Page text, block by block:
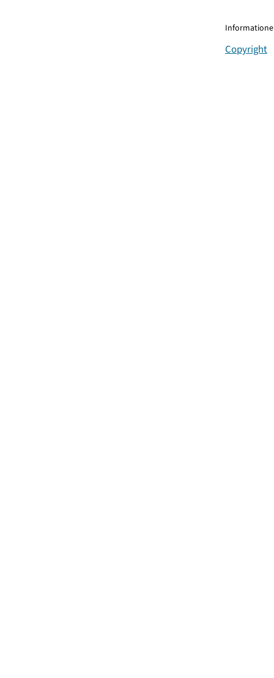
Copyright